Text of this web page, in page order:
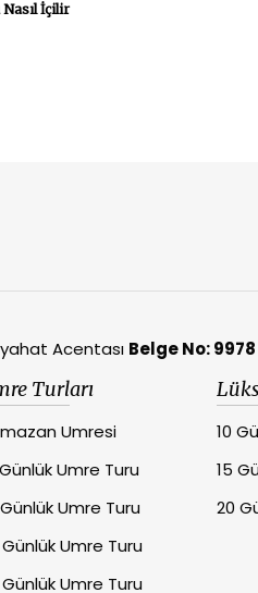
Nasıl İçilir
Acentası Belge No: 9978
Turları
Umresi
Umre Turu
Umre Turu
Umre Turu
Umre Turu
10
15
20